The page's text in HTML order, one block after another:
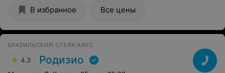
В избранное Все цены
БРАЗИЛЬСКИЙ СТЕЙК-ХАУС
4.3 Родизио